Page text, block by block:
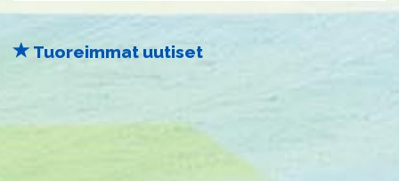
Tuoreimmat uutiset